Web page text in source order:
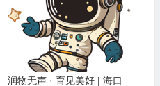
润物无声 · 育见美好 | 海口